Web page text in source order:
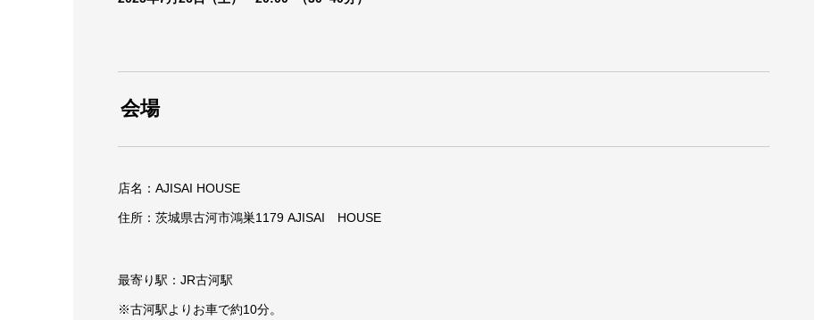
会場
店名：AJISAI HOUSE
住所：茨城県古河市鴻巣1179 AJISAI HOUSE
最寄り駅：JR古河駅
※古河駅よりお車で約10分。